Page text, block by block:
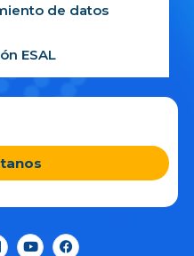
de datos
ESAL